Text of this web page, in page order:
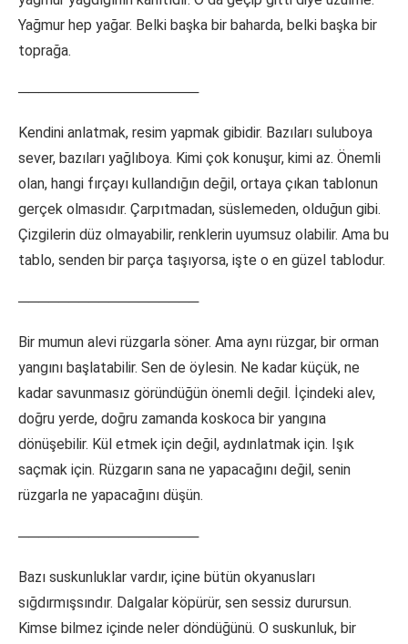
Yağmur hep yağar. Belki başka bir baharda, belki başka bir
toprağa.
──────────────────
Kendini anlatmak, resim yapmak gibidir. Bazıları suluboya
sever, bazıları yağlıboya. Kimi çok konuşur, kimi az. Önemli
olan, hangi fırçayı kullandığın değil, ortaya çıkan tablonun
gerçek olmasıdır. Çarpıtmadan, süslemeden, olduğun gibi.
Çizgilerin düz olmayabilir, renklerin uyumsuz olabilir. Ama bu
tablo, senden bir parça taşıyorsa, işte o en güzel tablodur.
──────────────────
Bir mumun alevi rüzgarla söner. Ama aynı rüzgar, bir orman
yangını başlatabilir. Sen de öylesin. Ne kadar küçük, ne
kadar savunmasız göründüğün önemli değil. İçindeki alev,
doğru yerde, doğru zamanda koskoca bir yangına
dönüşebilir. Kül etmek için değil, aydınlatmak için. Işık
saçmak için. Rüzgarın sana ne yapacağını değil, senin
rüzgarla ne yapacağını düşün.
──────────────────
Bazı suskunluklar vardır, içine bütün okyanusları
sığdırmışsındır. Dalgalar köpürür, sen sessiz durursun.
Kimse bilmez içinde neler döndüğünü. O suskunluk, bir